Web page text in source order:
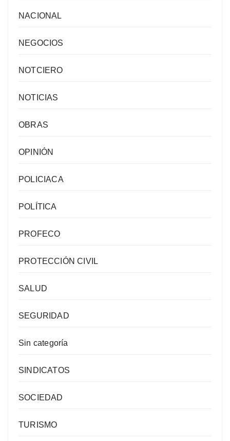
NACIONAL
NEGOCIOS
NOTCIERO
NOTICIAS
OBRAS
OPINIÓN
POLICIACA
POLÍTICA
PROFECO
PROTECCIÓN CIVIL
SALUD
SEGURIDAD
Sin categoría
SINDICATOS
SOCIEDAD
TURISMO